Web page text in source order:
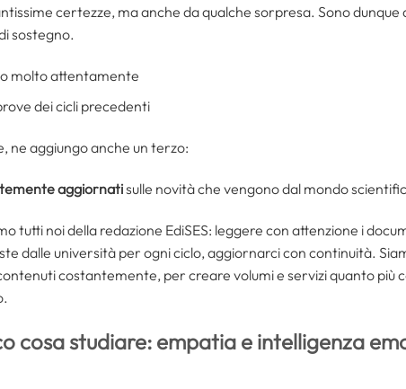
certezze, ma anche da qualche sorpresa. Sono dunque
sostegno.
molto attentamente
dei cicli precedenti
ne aggiungo anche un terzo:
aggiornatisulle novità che vengono dal mondo
tutti noi della redazione EdiSES: leggere con attenzione i
dalle università per ogni ciclo, aggiornarci con continuità.
costantemente, per creare volumi e servizi quanto più
cosa studiare: empatia e intelligenza